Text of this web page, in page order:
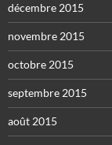
décembre 2015
novembre 2015
octobre 2015
septembre 2015
août 2015